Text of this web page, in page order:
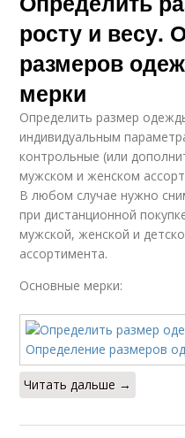
росту и весу.
размеров
мерки
Определить размер
индивидуальным
контрольные (или
мужском и женском
В любом случае нужно
при дистанционной
мужской, женской и
ассортимента.
Основные мерки:
Читать дальше →